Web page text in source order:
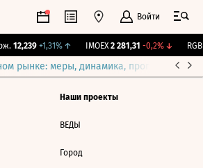
Войти
12,239 +1,31%↑ IMOEX 2 281,31 -0,2%↓
рынке: меры, динамика, прогнозы
Наши проекты
ВЕДЫ
Город